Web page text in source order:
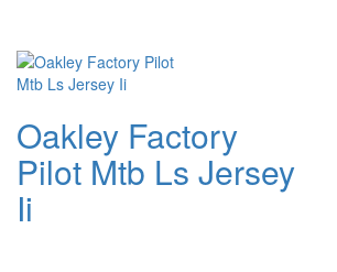
Oakley Factory
Pilot Mtb Ls Jersey
Ii